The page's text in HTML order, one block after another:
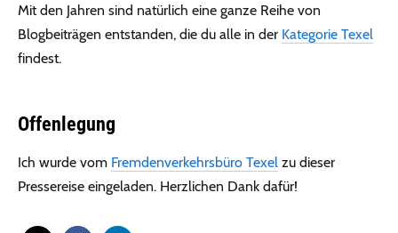
Mit den Jahren sind natürlich eine ganze Reihe von
Blogbeiträgen entstanden, die du alle in der Kategorie Texel
findest.
Offenlegung
Ich wurde vom Fremdenverkehrsbüro Texel zu dieser
Pressereise eingeladen. Herzlichen Dank dafür!